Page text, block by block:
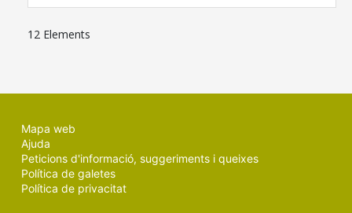
12 Elements
Mapa web
Ajuda
Peticions d'informació, suggeriments i queixes
Política de galetes
Política de privacitat